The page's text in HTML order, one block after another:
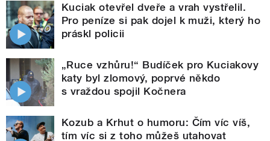
Kuciak otevřel dveře a vrah vystřelil.
Pro peníze si pak dojel k muži, který ho
práskl policii
„Ruce vzhůru!“ Budíček pro Kuciakovy
katy byl zlomový, poprvé někdo
s vraždou spojil Kočnera
Kozub a Krhut o humoru: Čím víc víš,
tím víc si z toho můžeš utahovat